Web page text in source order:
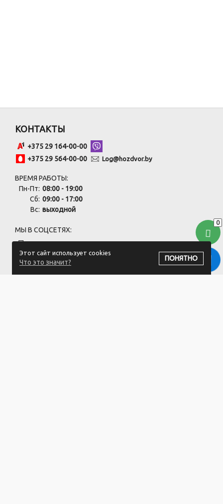
0
Этот сайт использует cookies
Что это значит?
ПОНЯТНО
КОНТАКТЫ
+375 29 164-00-00
+375 29 564-00-00
Log@hozdvor.by
ВРЕМЯ РАБОТЫ:
Пн-Пт: 08:00 - 19:00
Сб: 09:00 - 17:00
Вс: выходной
МЫ В СОЦСЕТЯХ:
ПОДПИСАТЬСЯ НА РАССЫЛКУ